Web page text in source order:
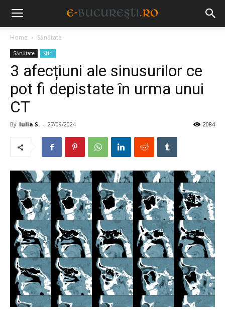
Home Sănătate
Sănătate Știri
3 afecțiuni ale sinusurilor ce
pot fi depistate în urma unui
CT
By Iulia S. - 27/09/2024 2084